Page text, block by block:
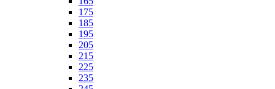
175
185
195
205
215
225
235